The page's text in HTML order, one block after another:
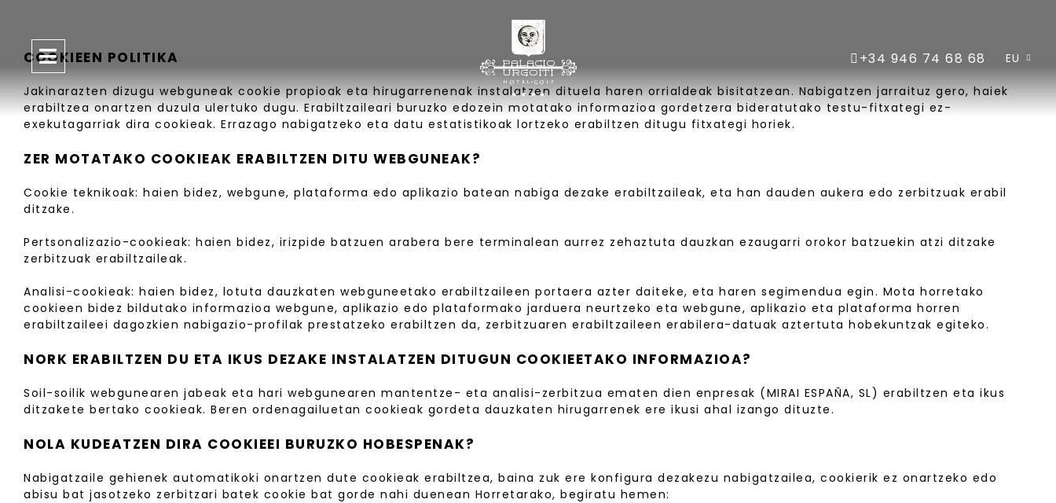
+34 946 74 68 68 EU
COOKIEEN POLITIKA
Jakinarazten dizugu webguneak cookie propioak eta hirugarrenenak instalatzen dituela haren orrialdeak bisitatzean. Nabigatzen jarraituz gero, haiek
erabiltzea onartzen duzula ulertuko dugu. Erabiltzaileari buruzko edozein motatako informazioa gordetzera bideratutako testu-fitxategi ez-
exekutagarriak dira cookieak. Errazago nabigatzeko eta datu estatistikoak lortzeko erabiltzen ditugu fitxategi horiek.
ZER MOTATAKO COOKIEAK ERABILTZEN DITU WEBGUNEAK?
Cookie teknikoak: haien bidez, webgune, plataforma edo aplikazio batean nabiga dezake erabiltzaileak, eta han dauden aukera edo zerbitzuak erabil
ditzake.
Pertsonalizazio-cookieak: haien bidez, irizpide batzuen arabera bere terminalean aurrez zehaztuta dauzkan ezaugarri orokor batzuekin atzi ditzake
zerbitzuak erabiltzaileak.
Analisi-cookieak: haien bidez, lotuta dauzkaten webguneetako erabiltzaileen portaera azter daiteke, eta haren segimendua egin. Mota horretako
cookieen bidez bildutako informazioa webgune, aplikazio edo plataformako jarduera neurtzeko eta webgune, aplikazio eta plataforma horren
erabiltzaileei dagozkien nabigazio-profilak prestatzeko erabiltzen da, zerbitzuaren erabiltzaileen erabilera-datuak aztertuta hobekuntzak egiteko.
NORK ERABILTZEN DU ETA IKUS DEZAKE INSTALATZEN DITUGUN COOKIEETAKO INFORMAZIOA?
Soil-soilik webgunearen jabeak eta hari webgunearen mantentze- eta analisi-zerbitzua ematen dien enpresak (MIRAI ESPAÑA, SL) erabiltzen eta ikus
ditzakete bertako cookieak. Beren ordenagailuetan cookieak gordeta dauzkaten hirugarrenek ere ikusi ahal izango dituzte.
NOLA KUDEATZEN DIRA COOKIEEI BURUZKO HOBESPENAK?
Nabigatzaile gehienek automatikoki onartzen dute cookieak erabiltzea, baina zuk ere konfigura dezakezu nabigatzailea, cookierik ez onartzeko edo
abisu bat jasotzeko zerbitzari batek cookie bat gorde nahi duenean Horretarako, begiratu hemen: